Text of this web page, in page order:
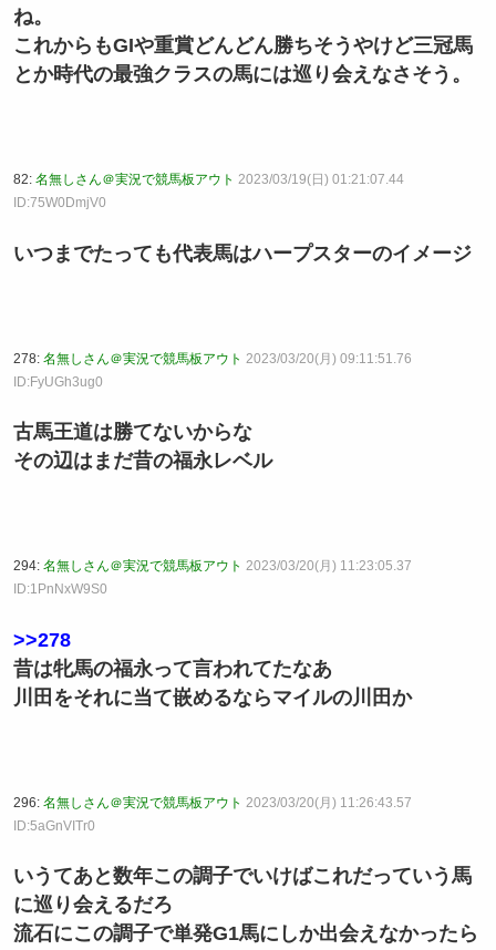
ね。
これからもGIや重賞どんどん勝ちそうやけど三冠馬
とか時代の最強クラスの馬には巡り会えなさそう。
82: 名無しさん＠実況で競馬板アウト 2023/03/19(日) 01:21:07.44
ID:75W0DmjV0
いつまでたっても代表馬はハープスターのイメージ
278: 名無しさん＠実況で競馬板アウト 2023/03/20(月) 09:11:51.76
ID:FyUGh3ug0
古馬王道は勝てないからな
その辺はまだ昔の福永レベル
294: 名無しさん＠実況で競馬板アウト 2023/03/20(月) 11:23:05.37
ID:1PnNxW9S0
>>278
昔は牝馬の福永って言われてたなあ
川田をそれに当て嵌めるならマイルの川田か
296: 名無しさん＠実況で競馬板アウト 2023/03/20(月) 11:26:43.57
ID:5aGnVITr0
いうてあと数年この調子でいけばこれだっていう馬
に巡り会えるだろ
流石にこの調子で単発G1馬にしか出会えなかったら